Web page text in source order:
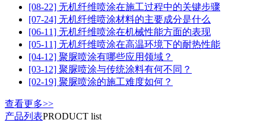
[08-22] 无机纤维喷涂在施工过程中的关键步骤
[07-24] 无机纤维喷涂材料的主要成分是什么
[06-11] 无机纤维喷涂在机械性能方面的表现
[05-11] 无机纤维喷涂在高温环境下的耐热性能
[04-12] 聚脲喷涂有哪些应用领域？
[03-12] 聚脲喷涂与传统涂料有何不同？
[02-19] 聚脲喷涂的施工难度如何？
查看更多>>
产品列表PRODUCT list